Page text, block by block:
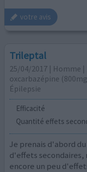
votre avis
Trileptal
25/04/2017 | Homme |
oxcarbazépine
Épilepsie
Efficacité
Quantité effets
Je prenais d'abord
d'effets secondaires,
encore un peu